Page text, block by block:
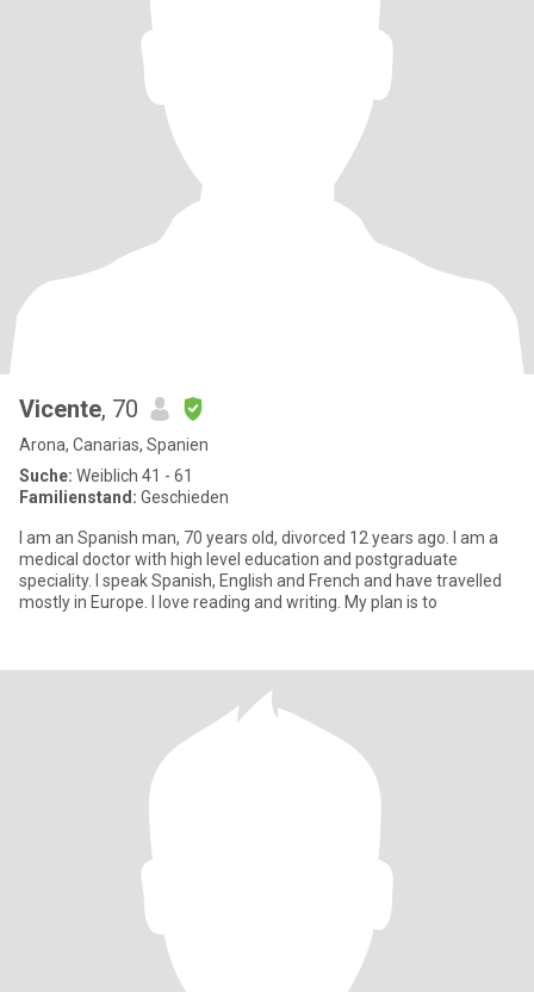
Vicente, 70
Arona, Canarias, Spanien
Suche: Weiblich 41 - 61
Familienstand: Geschieden
I am an Spanish man, 70 years old, divorced 12 years ago. I am a
medical doctor with high level education and postgraduate
speciality. I speak Spanish, English and French and have travelled
mostly in Europe. I love reading and writing. My plan is to